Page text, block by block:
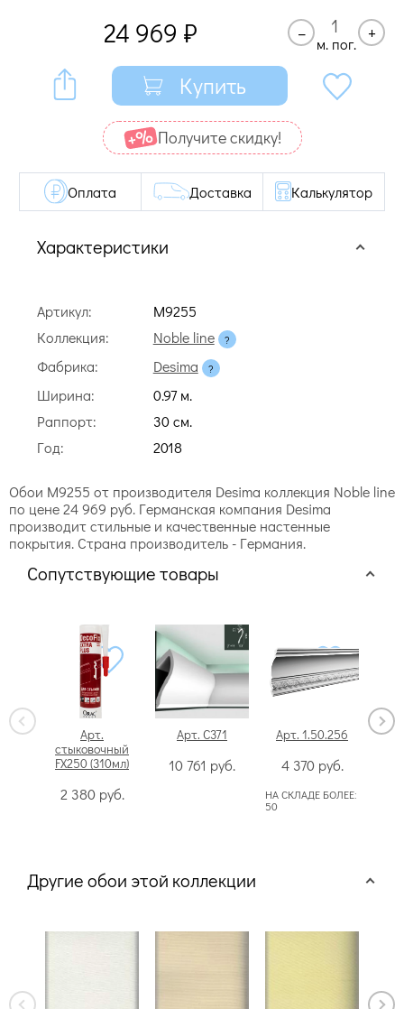
24 969 ₽ –
м. пог.
+
Купить
Получите cкидку!
Характеристики
Артикул:
M9255
Коллекция:
Noble line
Фабрика:
Desima
Ширина:
0.97 м.
Раппорт:
30 cм.
Год:
2018
Оплата Доставка Калькулятор
Обои M9255 от производителя Desima коллекция Noble line
по цене 24 969 руб. Германская компания Desima
производит стильные и качественные настенные
покрытия. Страна производитель - Германия.
Сопутствующие товары
Арт.
стыковочный
FX250 (310мл)
2 380 руб.
Арт. C371
10 761 руб.
Арт. 1.50.256
4 370 руб.
НА СКЛАДЕ БОЛЕЕ:
50
Другие обои этой коллекции